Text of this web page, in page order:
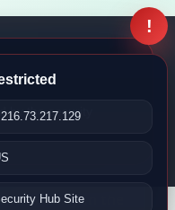
by the security
!
216.73.217.129
Hub Sitein the